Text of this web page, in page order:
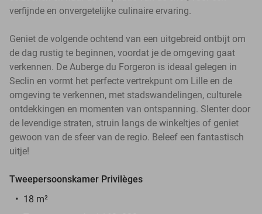
verfijnde en onvergetelijke culinaire ervaring.
Geniet de volgende ochtend van een uitgebreid ontbijt om
de dag rustig te beginnen, voordat je de omgeving gaat
verkennen. De Auberge du Forgeron is ideaal gelegen in
Seclin en vormt het perfecte vertrekpunt om Lille en de
omgeving te verkennen, met stadswandelingen, culturele
ontdekkingen en momenten van ontspanning. Slenter door
de levendige straten, struin langs de winkeltjes of geniet
gewoon van de sfeer van de regio. Beleef een fantastisch
uitje!
Tweepersoonskamer Privilèges
18 m²